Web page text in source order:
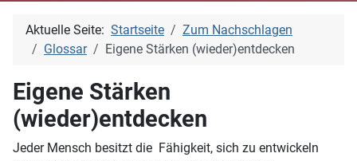
Aktuelle Seite: Startseite
Zum Nachschlagen
Glossar
Eigene Stärken (wieder)entdecken
Eigene Stärken
(wieder)entdecken
Jeder Mensch besitzt die Fähigkeit, sich zu entwickeln